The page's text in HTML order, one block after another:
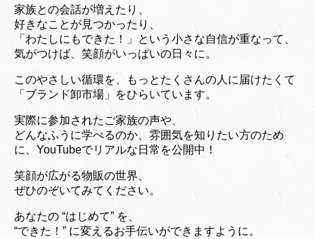
家族との会話が増えたり、
好きなことが見つかったり、
「わたしにもできた！」という小さな自信が重なって、
気がつけば、笑顔がいっぱいの日々に。
このやさしい循環を、もっとたくさんの人に届けたくて
「ブランド卸市場」をひらいています。
実際に参加されたご家族の声や、
どんなふうに学べるのか、雰囲気を知りたい方のため
に、YouTubeでリアルな日常を公開中！
笑顔が広がる物販の世界、
ぜひのぞいてみてください。
あなたの “はじめて” を、
“できた！” に変えるお手伝いができますように。